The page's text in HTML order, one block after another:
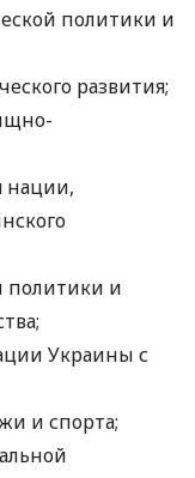
политики и
развития;
нации,
политики и
Украины с
и спорта;